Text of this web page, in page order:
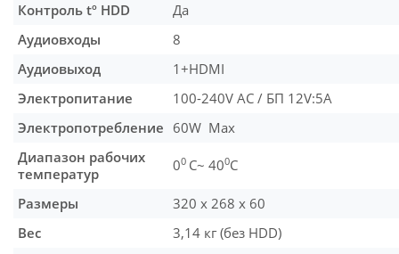
Контроль tº HDD
Да
Аудиовходы
8
Аудиовыход
1+HDMI
Электропитание
100-240V AC / БП 12V:5A
Электропотребление 60W Max
Диапазон рабочих
температур
00 C~ 400C
Размеры
320 х 268 х 60
Вес
3,14 кг (без HDD)